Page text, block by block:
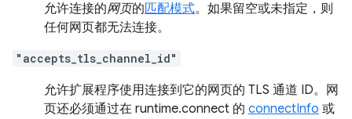
允许连接的网页的匹配模式。如果留空或未指定，则
任何网页都无法连接。
"accepts_tls_channel_id"
允许扩展程序使用连接到它的网页的 TLS 通道 ID。网
页还必须通过在 runtime.connect 的 connectInfo 或